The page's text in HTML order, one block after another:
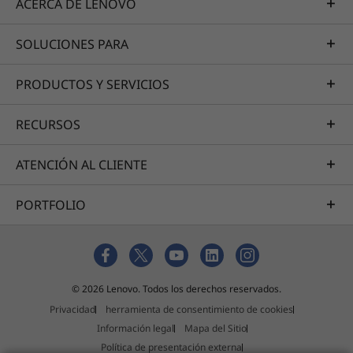
Servicios profesionales
estado actual a su destino deseado, gestionando la
migración de datos y la implementación del sistema.
maximiza su ROI.
Servicios gestionados
Los Servicios Gestionados de Lenovo ayudan a
empresas como la suya a obtener un mejor
ACERCA DE LENOVO
SOLUCIONES PARA
PRODUCTOS Y SERVICIOS
RECURSOS
ATENCIÓN AL CLIENTE
PORTFOLIO
© 2026 Lenovo. Todos los derechos reservados.
Privacidad
herramienta de consentimiento de cookies
Información legal
Mapa del Sitio
Política de presentación externa